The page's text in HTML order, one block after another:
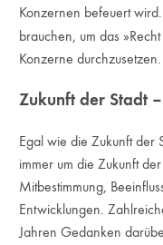
Konzernen befeuert wird.
brauchen, um das
Konzerne durchzusetzen.
Zukunft der Stadt
Egal wie die Zukunft der
immer um die Zukunft
Mitbestimmung,
Entwicklungen.
Jahren Gedanken